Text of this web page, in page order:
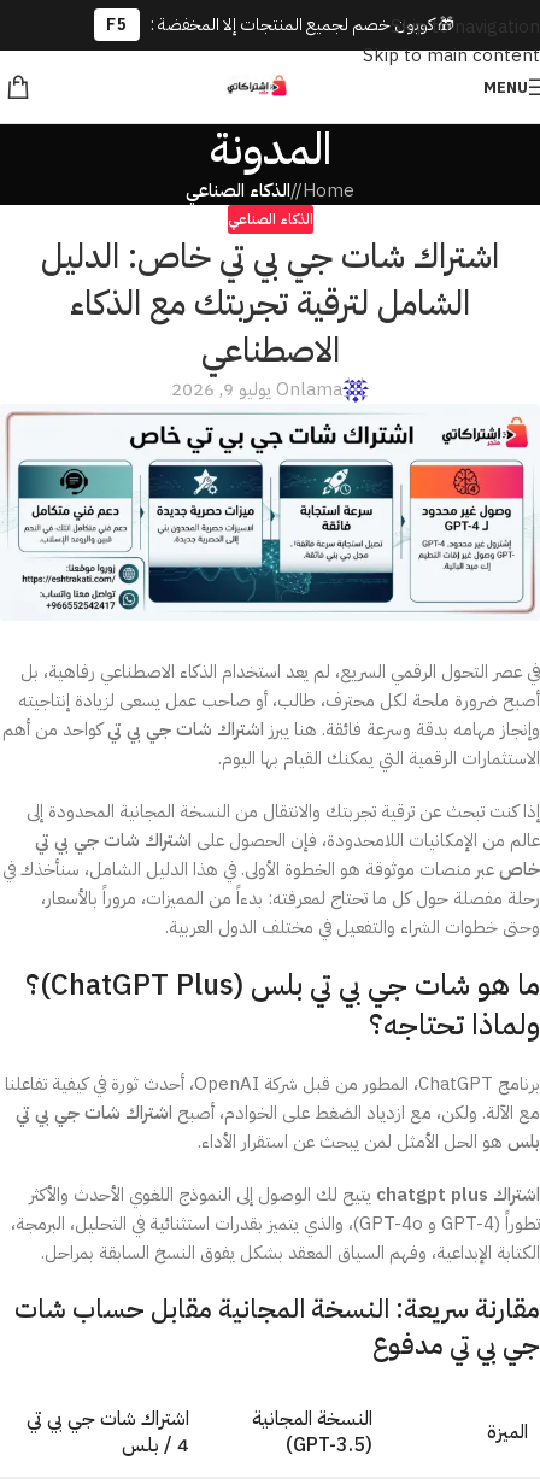
🎁 كوبون خصم لجميع المنتجات إلا المخفضة : F5
Skip to navigation
Skip to main content
MENU
المدونة
Home
/ الذكاء الصناعي
الذكاء الصناعي
اشتراك شات جي بي تي خاص: الدليل
الشامل لترقية تجربتك مع الذكاء
الاصطناعي
lamaOn يوليو 9, 2026
في عصر التحول الرقمي السريع، لم يعد استخدام الذكاء الاصطناعي رفاهية، بل
أصبح ضرورة ملحة لكل محترف، طالب، أو صاحب عمل يسعى لزيادة إنتاجيته
وإنجاز مهامه بدقة وسرعة فائقة. هنا يبرز اشتراك شات جي بي تيكواحد من أهم
الاستثمارات الرقمية التي يمكنك القيام بها اليوم.
إذا كنت تبحث عن ترقية تجربتك والانتقال من النسخة المجانية المحدودة إلى
عالم من الإمكانيات اللامحدودة، فإن الحصول على اشتراك شات جي بي تي
خاصعبر منصات موثوقة هو الخطوة الأولى. في هذا الدليل الشامل، سنأخذك في
رحلة مفصلة حول كل ما تحتاج لمعرفته: بدءاً من المميزات، مروراً بالأسعار،
وحتى خطوات الشراء والتفعيل في مختلف الدول العربية.
ما هو شات جي بي تي بلس (ChatGPT Plus)؟
ولماذا تحتاجه؟
برنامج ChatGPT، المطور من قبل شركة OpenAI، أحدث ثورة في كيفية تفاعلنا
مع الآلة. ولكن، مع ازدياد الضغط على الخوادم، أصبح اشتراك شات جي بي تي
بلس هو الحل الأمثل لمن يبحث عن استقرار الأداء.
اشتراك chatgpt plus
يتيح لك الوصول إلى النموذج اللغوي الأحدث والأكثر
تطوراً (GPT-4 و GPT-4o)، والذي يتميز بقدرات استثنائية في التحليل، البرمجة،
الكتابة الإبداعية، وفهم السياق المعقد بشكل يفوق النسخ السابقة بمراحل.
مقارنة سريعة: النسخة المجانية مقابل حساب شات
جي بي تي مدفوع
الميزة
النسخة المجانية
(GPT-3.5)
اشتراك شات جي بي تي
4 / بلس